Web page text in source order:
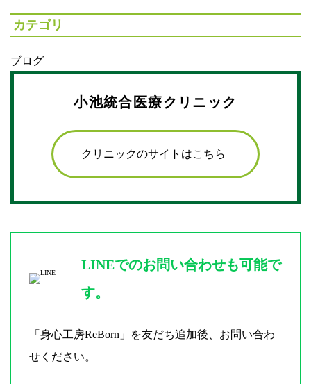
カテゴリ
ブログ
小池統合医療クリニック
クリニックのサイトはこちら
LINEでのお問い合わせも可能で
す。
「身心工房ReBorn」を友だち追加後、お問い合わ
せください。